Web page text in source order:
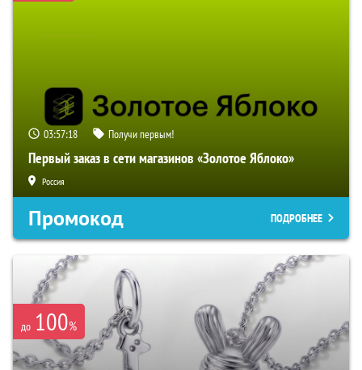
03:57:17 Получи первым!
Первый заказ в сети магазинов «Золотое Яблоко»
Россия
Промокод ПОДРОБНЕЕ
до 100%